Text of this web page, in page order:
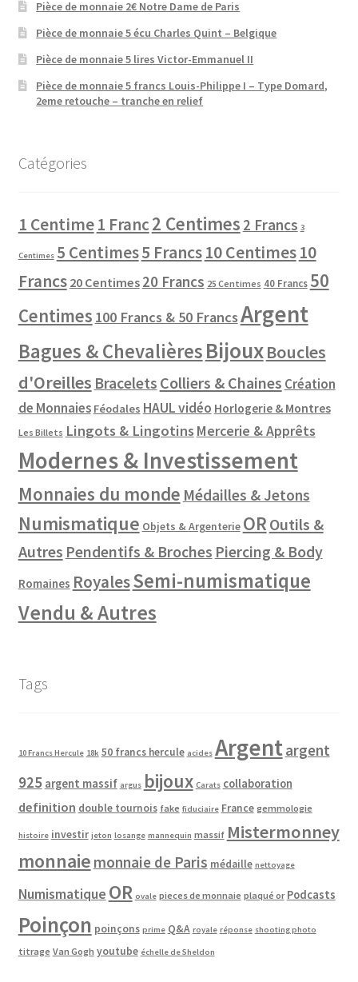
Pièce de monnaie 2€ Notre Dame de Paris
Pièce de monnaie 5 écu Charles Quint – Belgique
Pièce de monnaie 5 lires Victor-Emmanuel II
Pièce de monnaie 5 francs Louis-Philippe I – Type Domard,
2eme retouche – tranche en relief
Catégories
1 Centime1 Franc2 Centimes 2 Francs 3
Centimes 5 Centimes5 Francs10 Centimes10
Francs 20 Centimes 20 Francs 25 Centimes 40 Francs 50
Centimes 100 Francs & 50 FrancsArgent
Bagues & ChevalièresBijouxBoucles
d'Oreilles Bracelets Colliers & Chaines Création
de Monnaies Féodales HAUL vidéo Horlogerie & Montres
Les Billets Lingots & Lingotins Mercerie & Apprêts
Modernes & Investissement
Monnaies du monde Médailles & Jetons
Numismatique Objets & Argenterie OR Outils &
Autres Pendentifs & Broches Piercing & Body
Romaines RoyalesSemi-numismatique
Vendu & Autres
Tags
10 Francs Hercule 18k 50 francs hercule acides Argentargent
925 argent massif argus bijoux Carats collaboration
definition double tournois fake fiduciaire France gemmologie
histoire investir jeton losange mannequin massif Mistermonney
monnaie monnaie de Paris médaille nettoyage
Numismatique OR ovale pieces de monnaie plaqué or Podcasts
Poinçon poinçons prime Q&A royale réponse shooting photo
titrage Van Gogh youtube échelle de Sheldon